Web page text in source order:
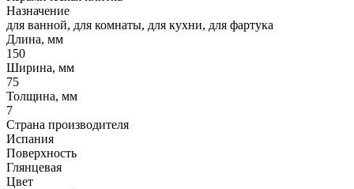
Назначение
для ванной, для комнаты, для кухни, для фартука
Длина, мм
150
Ширина, мм
75
Толщина, мм
7
Страна производителя
Испания
Поверхность
Глянцевая
Цвет